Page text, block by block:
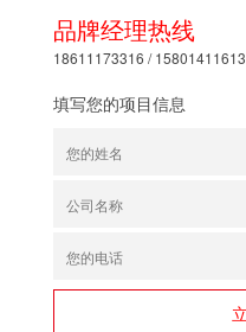
品牌经理热线
18611173316 / 15801411613
填写您的项目信息